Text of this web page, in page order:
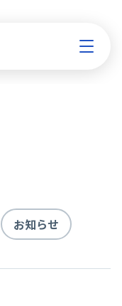
お知らせ